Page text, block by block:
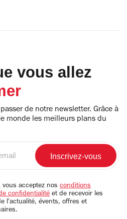
vous allez
de notre newsletter. Grâce à
monde les meilleurs plans du
acceptez nos conditions
confidentialité et de recevoir les
l'actualité, évents, offres et